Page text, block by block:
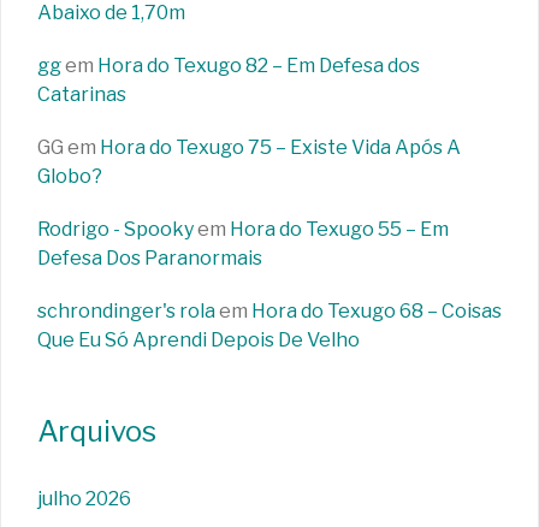
Abaixo de 1,70m
ggem Hora do Texugo 82 – Em Defesa dos
Catarinas
GG em Hora do Texugo 75 – Existe Vida Após A
Globo?
Rodrigo - Spookyem Hora do Texugo 55 – Em
Defesa Dos Paranormais
schrondinger's rolaem Hora do Texugo 68 – Coisas
Que Eu Só Aprendi Depois De Velho
Arquivos
julho 2026